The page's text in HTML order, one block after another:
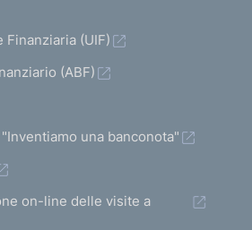
Finanziaria (UIF)
(ABF)
una banconota"
on-line delle visite a